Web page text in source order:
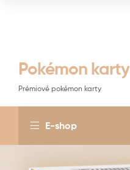
Pokémon karty
Prémiové pokémon karty
E-shop